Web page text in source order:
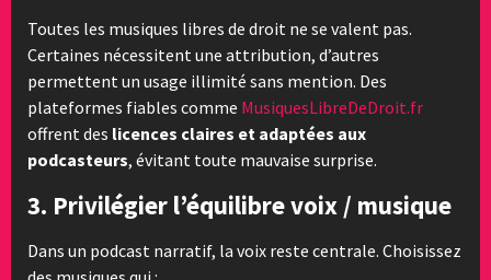
Toutes les musiques libres de droit ne se valent pas.
Certaines nécessitent une attribution, d’autres
permettent un usage illimité sans mention. Des
plateformes fiables comme MusiquesLibreDeDroit.fr
offrent des licences claires et adaptées aux
podcasteurs, évitant toute mauvaise surprise.
3. Privilégier l’équilibre voix / musique
Dans un podcast narratif, la voix reste centrale. Choisissez